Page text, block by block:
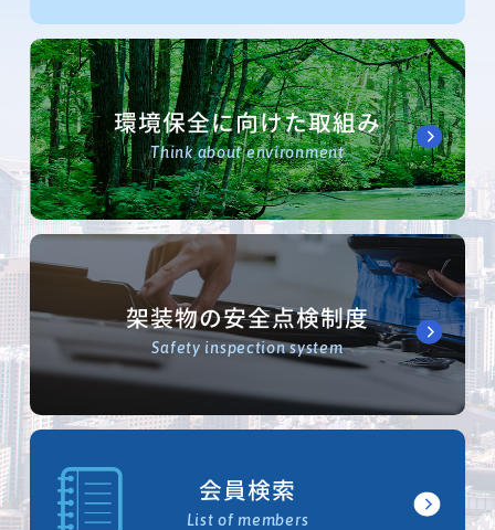
環境保全に向けた取組み
Think about environment
架装物の安全点検制度
Safety inspection system
会員検索
List of members